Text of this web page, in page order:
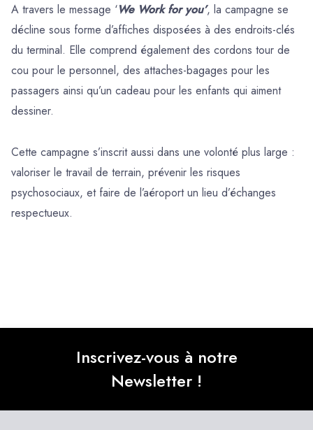
A travers le message ‘We Work for you’, la campagne se
décline sous forme d’affiches disposées à des endroits-clés
du terminal. Elle comprend également des cordons tour de
cou pour le personnel, des attaches-bagages pour les
passagers ainsi qu’un cadeau pour les enfants qui aiment
dessiner.
Cette campagne s’inscrit aussi dans une volonté plus large :
valoriser le travail de terrain, prévenir les risques
psychosociaux, et faire de l’aéroport un lieu d’échanges
respectueux.
Inscrivez-vous à notre
Newsletter !